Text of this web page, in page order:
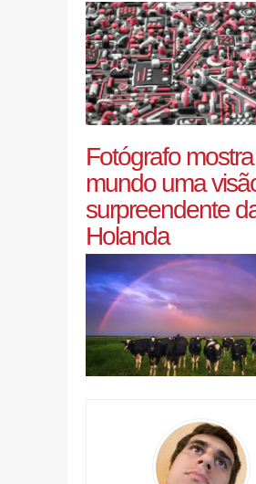
Fotógrafo
mundo uma
surpreendente
Holanda